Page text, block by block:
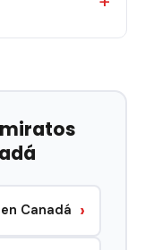
Canadá ›